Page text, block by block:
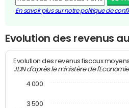
En savoir plus sur notre politique de
Evolution des revenus
Evolution des revenus fiscaux
JDN d'après le ministère de
3 500
4 000